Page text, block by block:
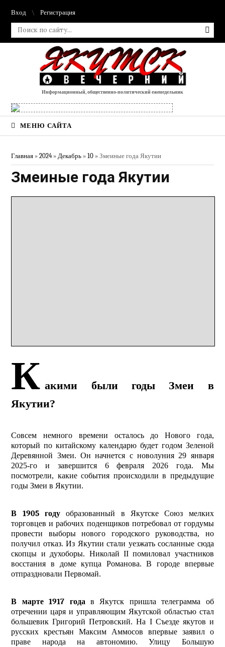
Вход Регистрация
Информационный, общественно-политический еженедельник
МЕНЮ САЙТА
Главная »2024 » Декабрь » 10 » Змеиные года Якутии
Змеиные года Якутии
К акими были годы Змеи в
Якутии?
Cовсем немного времени осталось до Нового года,
который по китайскому календарю будет годом Зеленой
Деревянной Змеи. Он начнется с новолуния 29 января
2025-го и завершится 6 февраля 2026 года. Мы
посмотрели, какие события происходили в предыдущие
годы Змеи в Якутии.
В 1905 году образованный в Якутске Союз мелких
торговцев и рабочих поденщиков потребовал от гордумы
провести выборы нового городского руководства, но
получил отказ. Из Якутии стали уезжать сосланные сюда
скопцы и духоборы. Николай II помиловал участников
восстания в доме купца Романова. В городе впервые
отпраздновали Первомай.
В марте 1917 года в Якутск пришла телеграмма об
отречении царя и управляющим Якутской областью стал
большевик Григорий Петровский. На I Съезде якутов и
русских крестьян Максим Аммосов впервые заявил о
праве народа на автономию. Улицу Большую